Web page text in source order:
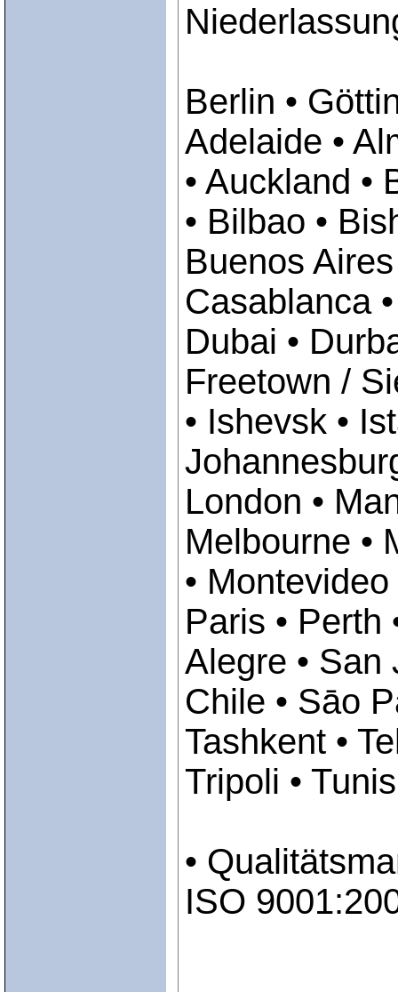
Berlin •
Adelaide •
• Auckland •
• Bilbao •
Buenos
Casablanca
Dubai •
Freetown /
• Ishevsk •
London •
Melbourne •
• Montevideo
Paris • Perth
Alegre • San
Chile • Sāo
Tashkent •
Tripoli •
•
ISO